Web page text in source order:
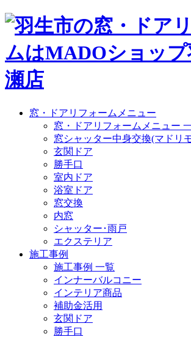
窓・ドアリフォームメニュー
窓・ドアリフォームメニュー
窓シャッター中身交換(マドリ
玄関ドア
勝手口
室内ドア
浴室ドア
窓交換
内窓
シャッター･雨戸
エクステリア
施工事例
施工事例 一覧
インナーバルコニー
インテリア商品
補助金活用
玄関ドア
勝手口